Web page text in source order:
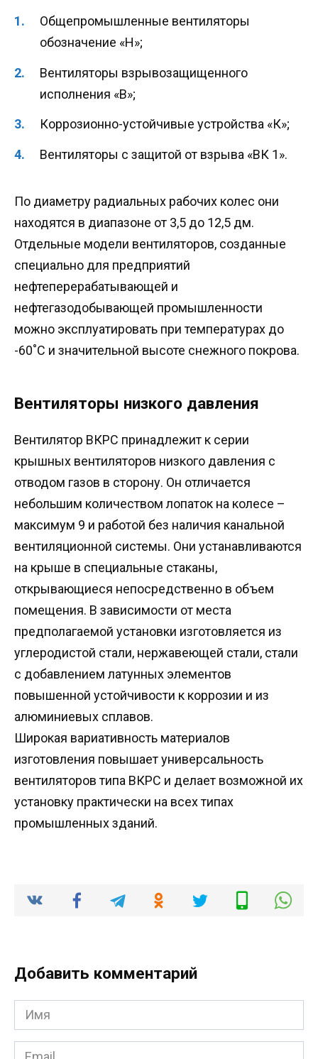
Общепромышленные вентиляторы
обозначение «Н»;
Вентиляторы взрывозащищенного
исполнения «В»;
Коррозионно-устойчивые устройства «К»;
Вентиляторы с защитой от взрыва «ВК 1».
По диаметру радиальных рабочих колес они
находятся в диапазоне от 3,5 до 12,5 дм.
Отдельные модели вентиляторов, созданные
специально для предприятий
нефтеперерабатывающей и
нефтегазодобывающей промышленности
можно эксплуатировать при температурах до
-60˚С и значительной высоте снежного покрова.
Вентиляторы низкого давления
Вентилятор ВКРС принадлежит к серии
крышных вентиляторов низкого давления с
отводом газов в сторону. Он отличается
небольшим количеством лопаток на колесе –
максимум 9 и работой без наличия канальной
вентиляционной системы. Они устанавливаются
на крыше в специальные стаканы,
открывающиеся непосредственно в объем
помещения. В зависимости от места
предполагаемой установки изготовляется из
углеродистой стали, нержавеющей стали, стали
с добавлением латунных элементов
повышенной устойчивости к коррозии и из
алюминиевых сплавов.
Широкая вариативность материалов
изготовления повышает универсальность
вентиляторов типа ВКРС и делает возможной их
установку практически на всех типах
промышленных зданий.
Добавить комментарий
Имя
*
Email